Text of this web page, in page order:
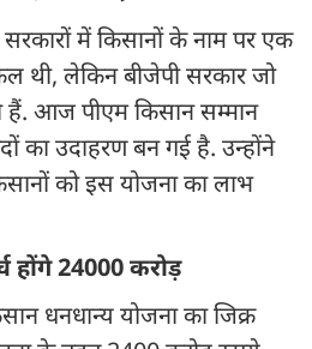
में किसानों के नाम पर एक
थी, लेकिन बीजेपी सरकार जो
हैं. आज पीएम किसान सम्मान
का उदाहरण बन गई है. उन्होंने
को इस योजना का लाभ
होंगे 24000 करोड़
धनधान्य योजना का जिक्र